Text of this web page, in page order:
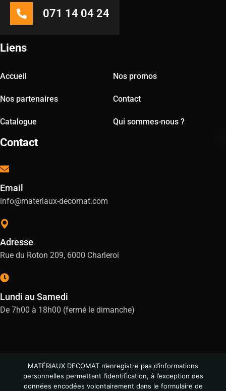
071 14 04 24
Liens
Accueil Nos promos
Nos partenaires Contact
Catalogue Qui sommes-nous ?
Contact
Email
info@materiaux-decomat.com
Adresse
Rue du Roton 209, 6000 Charleroi
Lundi au Samedi
De 7h00 à 18h00 (fermé le dimanche)
MATÉRIAUX DECOMAT n’enregistre pas d’informations
personnelles permettant l’identification, à l’exception des
données encodées volontairement dans le formulaire de